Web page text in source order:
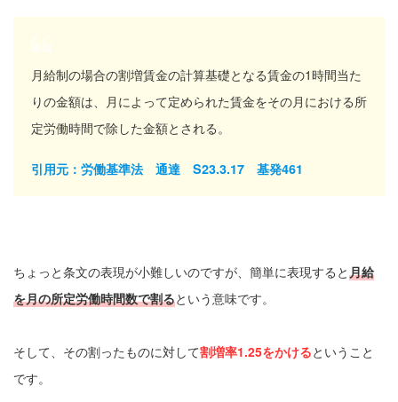
月給制の場合の割増賃金の計算基礎となる賃金の1時間当た
りの金額は、月によって定められた賃金をその月における所
定労働時間で除した金額とされる。
引用元：労働基準法 通達 S23.3.17 基発461
ちょっと条文の表現が小難しいのですが、簡単に表現すると月給
を月の所定労働時間数で割るという意味です。
そして、その割ったものに対して割増率1.25をかけるということ
です。